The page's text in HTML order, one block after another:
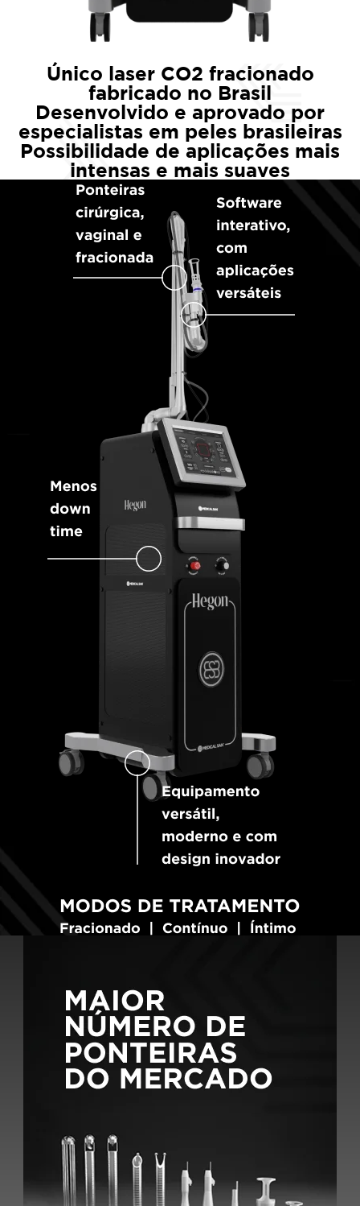
Único laser CO2 fracionado
fabricado no Brasil
Desenvolvido e aprovado por
especialistas em peles brasileiras
Possibilidade de aplicações mais
intensas e mais suaves